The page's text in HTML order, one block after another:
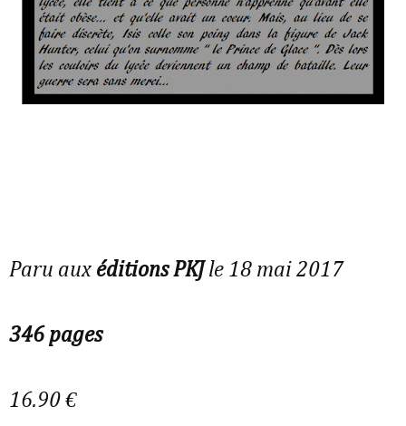
Paru aux éditions PKJle 18 mai 2017
346 pages
16.90 €